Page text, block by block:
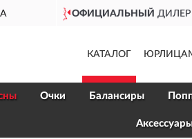
КАТАЛОГ
Очки Балансиры